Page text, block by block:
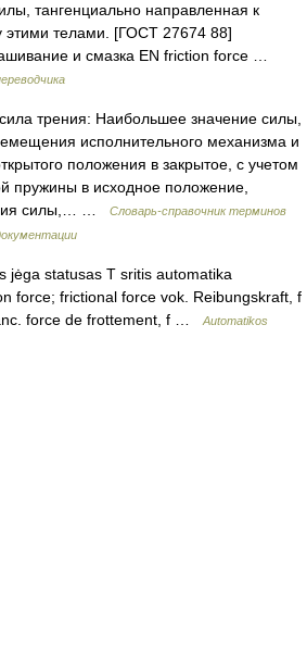
тангенциально направленная к
телами. [ГОСТ 27674 88]
и смазка EN friction force …
трения: Наибольшее значение силы,
исполнительного механизма и
положения в закрытое, с учетом
пружины в исходное положение,
силы,… …
Словарь-справочник терминов
jėga statusas T sritis automatika
force; frictional force vok. Reibungskraft, f
force de frottement, f …
Automatikos